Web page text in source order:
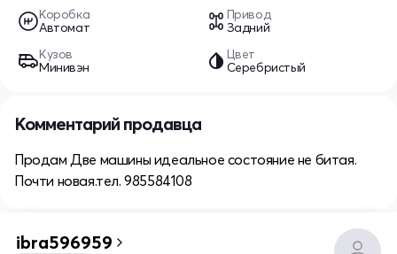
Коробка
Автомат
Привод
Задний
Кузов
Минивэн
Цвет
Серебристый
Комментарий продавца
Продам Две машины идеальное состояние не битая.
Почти новая.тел. 985584108
ibra596959